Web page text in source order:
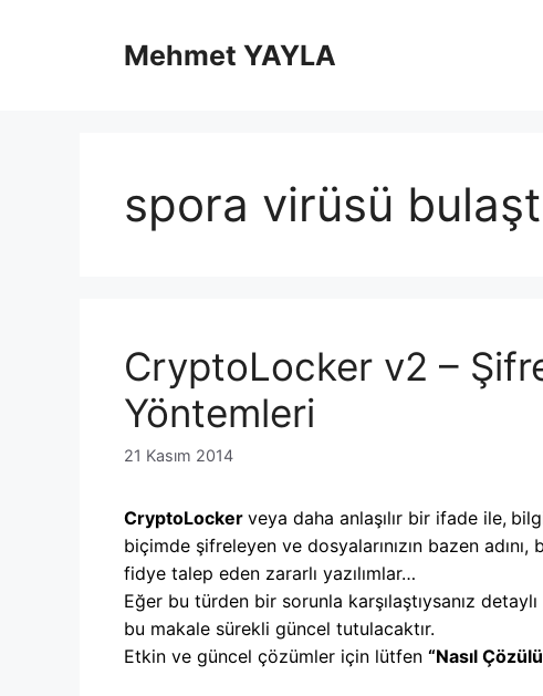
Mehmet YAYLA
spora virüsü
CryptoLocker v2 –
Yöntemleri
21 Kasım 2014
CryptoLocker veya daha anlaşılır bir ifade ile, b
biçimde şifreleyen ve dosyalarınızın bazen
fidye talep eden zararlı yazılımlar…
Eğer bu türden bir sorunla karşılaştıysanız
bu makale sürekli güncel tutulacaktır.
Etkin ve güncel çözümler için lütfen “Nasıl